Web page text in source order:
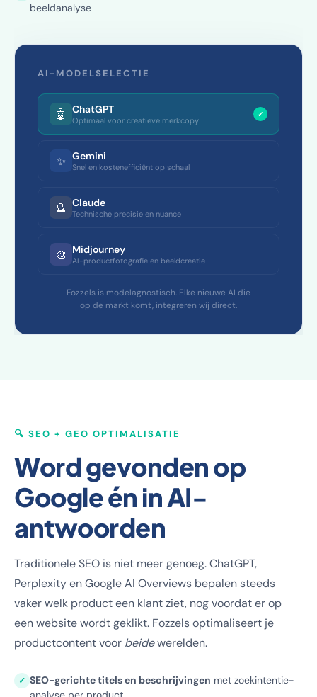
beeldanalyse
AI-MODELSELECTIE
🤖 ChatGPT
Optimaal voor creatieve merkcopy
✓
✨ Gemini
Snel en kostenefficiënt op schaal
🔮 Claude
Technische precisie en nuance
🎨 Midjourney
AI-productfotografie en beeldcreatie
Fozzels is modelagnostisch. Elke nieuwe AI die
op de markt komt, integreren wij direct.
🔍 SEO + GEO OPTIMALISATIE
Word gevonden op
Google én in AI-
antwoorden
Traditionele SEO is niet meer genoeg. ChatGPT,
Perplexity en Google AI Overviews bepalen steeds
vaker welk product een klant ziet, nog voordat er op
een website wordt geklikt. Fozzels optimaliseert je
productcontent voor beidewerelden.
✓ SEO-gerichte titels en beschrijvingen met zoekintentie-